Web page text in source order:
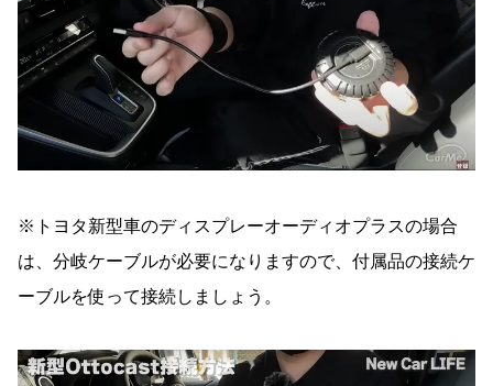
※トヨタ新型車のディスプレーオーディオプラスの場合
は、分岐ケーブルが必要になりますので、付属品の接続ケ
ーブルを使って接続しましょう。